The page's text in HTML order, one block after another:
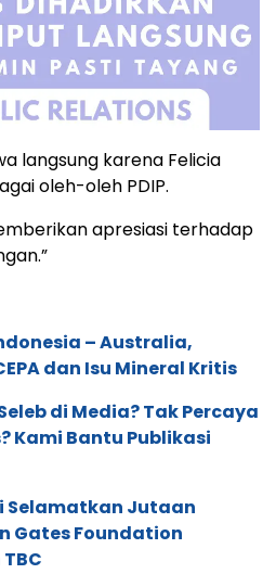
langsung karena Felicia
oleh-oleh PDIP.
apresiasi terhadap
– Australia,
dan Isu Mineral Kritis
di Media? Tak Percaya
Kami Bantu Publikasi
Selamatkan Jutaan
Gates Foundation